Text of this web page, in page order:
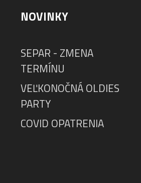
NOVINKY
SEPAR - ZMENA
TERMÍNU
VEĽKONOČNÁ OLDIES
PARTY
COVID OPATRENIA